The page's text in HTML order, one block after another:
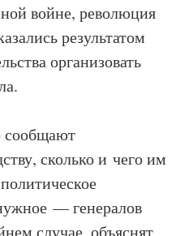
войне, революция
результатом
организовать
сообщают
сколько и чего им
— генералов
случае, объяснят